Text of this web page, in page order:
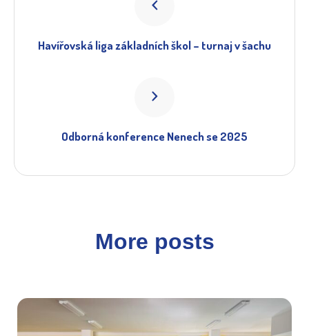
Havířovská liga základních škol – turnaj v šachu
Odborná konference Nenech se 2025
More posts